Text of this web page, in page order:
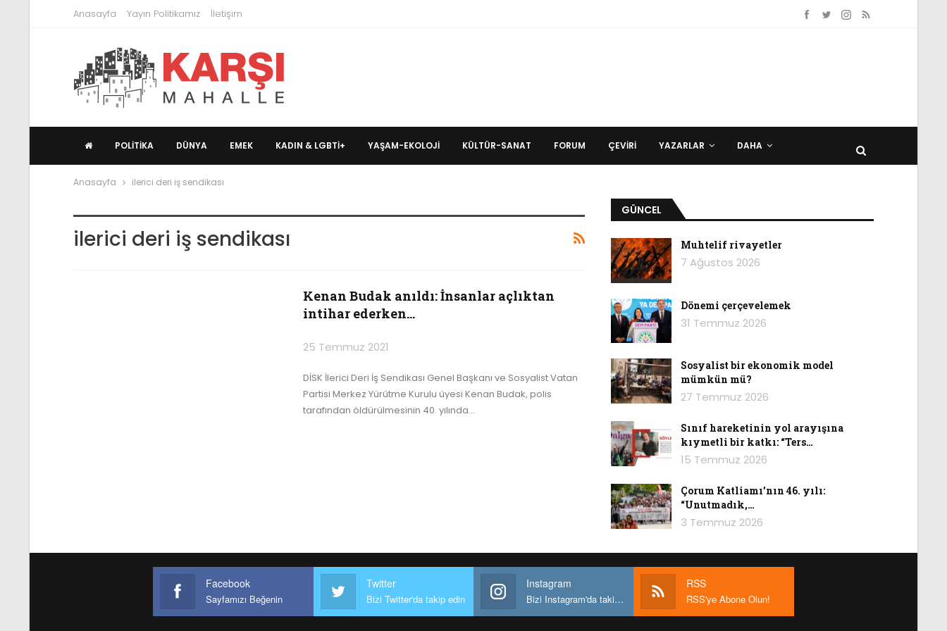
Anasayfa Yayın Politikamız İletişim
POLITIKA DÜNYA EMEK KADIN & LGBTİ+ YAŞAM-EKOLOJI KÜLTÜR-SANAT FORUM ÇEVIRI YAZARLAR DAHA
Anasayfa ilerici deri iş sendikası
ilerici deri iş sendikası
Kenan Budak anıldı: İnsanlar açlıktan
intihar ederken…
25 Temmuz 2021
DİSK İlerici Deri İş Sendikası Genel Başkanı ve Sosyalist Vatan
Partisi Merkez Yürütme Kurulu üyesi Kenan Budak, polis
tarafından öldürülmesinin 40. yılında…
GÜNCEL
Muhtelif rivayetler
7 Ağustos 2026
Dönemi çerçevelemek
31 Temmuz 2026
Sosyalist bir ekonomik model
mümkün mü?
27 Temmuz 2026
Sınıf hareketinin yol arayışına
kıymetli bir katkı: “Ters…
15 Temmuz 2026
Çorum Katliamı’nın 46. yılı:
“Unutmadık,…
3 Temmuz 2026
Facebook
Sayfamızı Beğenin
Twitter
Bizi Twitter'da takip edin
Instagram
Bizi Instagram'da takip edin
RSS
RSS'ye Abone Olun!